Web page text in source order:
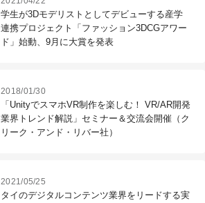
学生が3Dモデリストとしてデビューする産学
連携プロジェクト「ファッション3DCGアワー
ド」始動、9月に大賞を発表
2018/01/30
「UnityでスマホVR制作を楽しむ！ VR/AR開発
業界トレンド解説」セミナー＆交流会開催（ク
リーク・アンド・リバー社）
2021/05/25
タイのデジタルコンテンツ業界をリードする実